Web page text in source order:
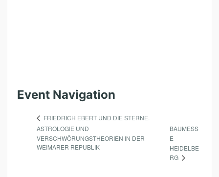
Event Navigation
FRIEDRICH EBERT UND DIE STERNE.
ASTROLOGIE UND
VERSCHWÖRUNGSTHEORIEN IN DER
WEIMARER REPUBLIK
BAUMESS
E
HEIDELBE
RG